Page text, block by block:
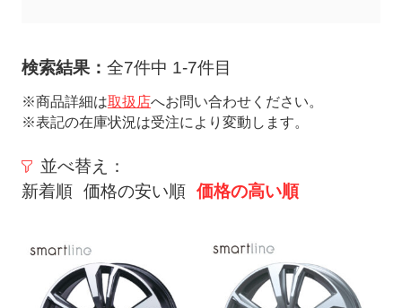
検索結果： 全7件中 1-7件目
※商品詳細は取扱店へお問い合わせください。
※表記の在庫状況は受注により変動します。
並べ替え：
新着順 価格の安い順 価格の高い順